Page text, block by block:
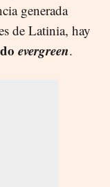
generada
de Latinia, hay
evergreen.